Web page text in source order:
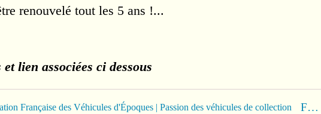
renouvelé tout les 5 ans !...
lien associées ci dessous
Fédération Française des Véhicules d'Époques | Passion des véhicules de collection